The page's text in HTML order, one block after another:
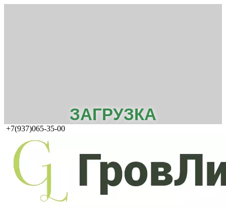
ЗАГРУЗКА
+7(937)065-35-00